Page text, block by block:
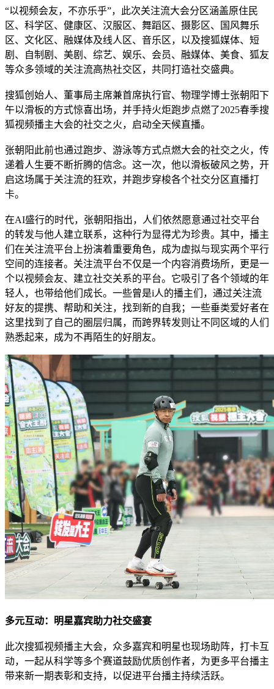
“以视频会友，不亦乐乎”，此次关注流大会分区涵盖原住民
区、科学区、健康区、汉服区、舞蹈区、摄影区、国风舞乐
区、文化区、融媒体及线人区、音乐区，以及搜狐媒体、短
剧、自制剧、美剧、综艺、娱乐、会员、融媒体、美食、狐友
等众多领域的关注流高热社交区，共同打造社交盛典。
搜狐创始人、董事局主席兼首席执行官、物理学博士张朝阳下
午以滑板的方式惊喜出场，并手持火炬跑步点燃了2025春季搜
狐视频播主大会的社交之火，启动全天候直播。
张朝阳此前也通过跑步、游泳等方式点燃大会的社交之火，传
递着人生要不断折腾的信念。这一次，他以滑板破风之势，开
启这场属于关注流的狂欢，并跑步穿梭各个社交分区直播打
卡。
在AI盛行的时代，张朝阳指出，人们依然愿意通过社交平台
的转发与他人建立联系，这种行为显得尤为珍贵。其中，播主
们在关注流平台上扮演着重要角色，成为虚拟与现实两个平行
空间的连接者。关注流平台不仅是一个内容消费场所，更是一
个以视频会友、建立社交关系的平台。它吸引了各个领域的年
轻人，也带给他们成长。一些曾是i人的播主们，通过关注流
好友的提携、帮助和关注，找到新的自我；一些垂类爱好者在
这里找到了自己的圈层归属，而跨界转发则让不同区域的人们
熟悉起来，成为不再陌生的好朋友。
多元互动：明星嘉宾助力社交盛宴
此次搜狐视频播主大会，众多嘉宾和明星也现场助阵，打卡互
动，一起从科学等多个赛道鼓励优质创作者，为更多平台播主
带来新一期表彰和支持，以促进平台播主持续活跃。